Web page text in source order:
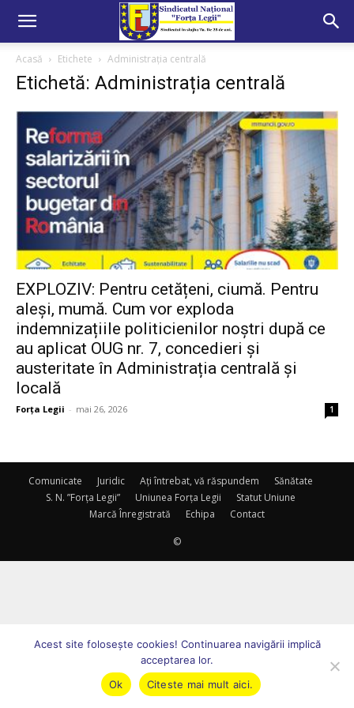
Acasă Etichete Administrația centrală
Etichetă: Administrația centrală
EXPLOZIV: Pentru cetățeni, ciumă. Pentru
aleși, mumă. Cum vor exploda
indemnizațiile politicienilor noștri după ce
au aplicat OUG nr. 7, concedieri și
austeritate în Administrația centrală și
locală
Forța Legii - mai 26, 2026 1
Comunicate Juridic Ați întrebat, vă răspundem
Sănătate
S. N. ”Forța Legii”
Uniunea Forța Legii
Statut Uniune
Marcă Înregistrată
Echipa Contact
©
Acest site foloseşte cookies! Continuarea navigării implică
acceptarea lor.
Ok
Citeste mai mult aici.